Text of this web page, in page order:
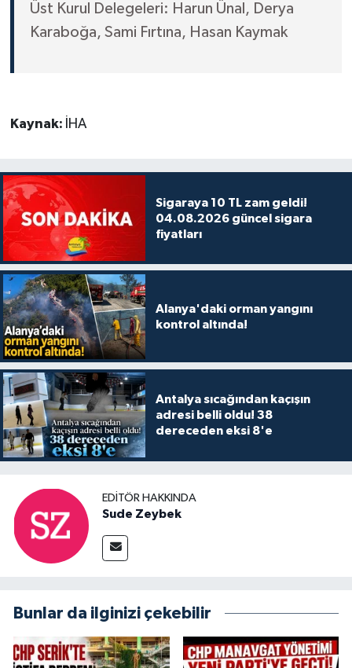
Üst Kurul Delegeleri: Harun Ünal, Derya
Karaboğa, Sami Fırtına, Hasan Kaymak
Kaynak: İHA
Sigaraya 10 TL zam geldi!
04.08.2026 güncel sigara
fiyatları
Alanya'daki orman yangını
kontrol altında!
Antalya sıcağından kaçışın
adresi belli oldu! 38
dereceden eksi 8'e
EDITÖR HAKKINDA
Sude Zeybek
Bunlar da ilginizi çekebilir